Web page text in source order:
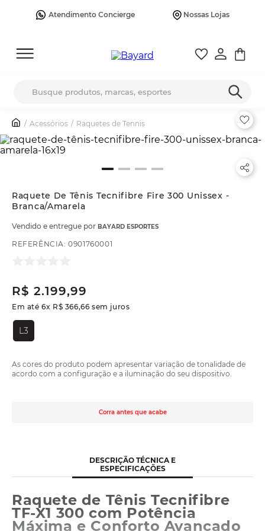
Atendimento Concierge Nossas Lojas
Acessórios Raquetes de Tennis
Raquete De Tênis Tecnifibre Fire 300 Unissex -
Branca/Amarela
Vendido e entregue por BAYARD ESPORTES
REFERÊNCIA:0901760001
R$ 2.199,99
Em até6x R$ 366,66 sem juros
L3
As cores do produto podem apresentar variação de tonalidade de
acordo com a configuração e a iluminação do seu dispositivo.
Corra antes que acabe
DESCRIÇÃO TÉCNICA E
ESPECIFICAÇÕES
Raquete de Tênis Tecnifibre
TF-X1 300 com Potência
Máxima e Conforto Avançado